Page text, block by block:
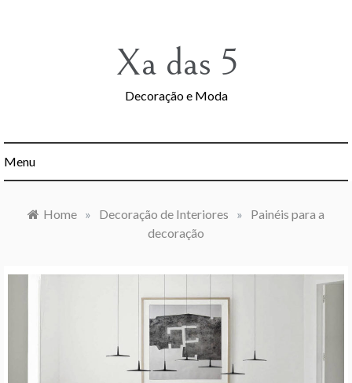
Xa das 5
Decoração e Moda
Menu
Home » Decoração de Interiores »
Painéis para a
decoração